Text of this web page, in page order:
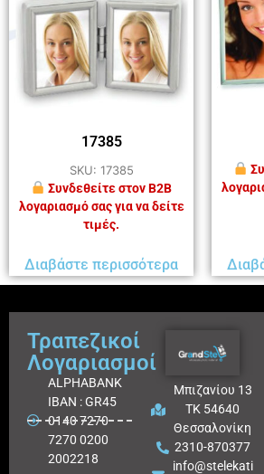
17385
SKU: 17385
Συνδεθείτε στον B2B
λογαριασμό σας για να δείτε
τιμές.
Διαβάστε περισσότερα
Τραπεζικοί
Λογαριασμοί
ALPHABANK
IBAN : GR45
0140 7270
7270 0200
2002218
Μπιζανίου 13
ΤΚ 54640
Θεσσαλονίκη
2310-870377
info@stelekati